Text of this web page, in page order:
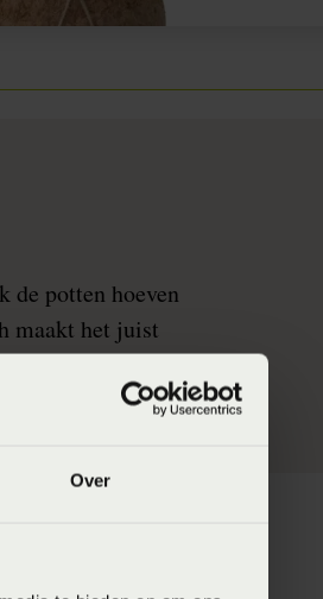
Over
de potten hoeven
maakt het juist